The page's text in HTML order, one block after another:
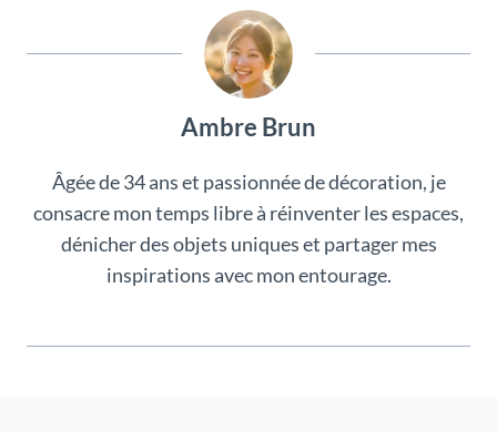
Ambre Brun
Âgée de 34 ans et passionnée de décoration, je
consacre mon temps libre à réinventer les espaces,
dénicher des objets uniques et partager mes
inspirations avec mon entourage.